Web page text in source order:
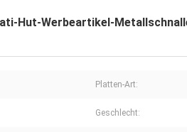
Hut-Werbeartikel-
Platten-Art:
Geschlecht: